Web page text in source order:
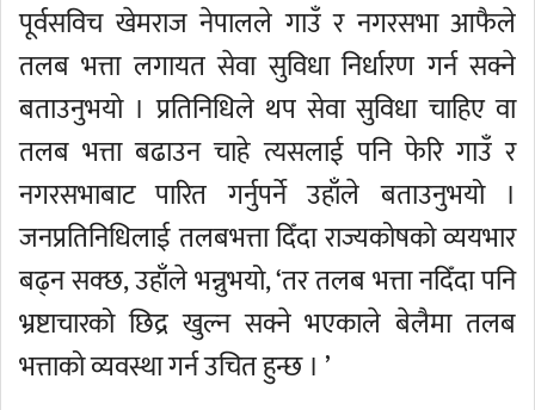
पूर्वसविच खेमराज नेपालले गाउँ र नगरसभा आफैले
तलब भत्ता लगायत सेवा सुविधा निर्धारण गर्न सक्ने
बताउनुभयो । प्रतिनिधिले थप सेवा सुविधा चाहिए वा
तलब भत्ता बढाउन चाहे त्यसलाई पनि फेरि गाउँ र
नगरसभाबाट पारित गर्नुपर्ने उहाँले बताउनुभयो ।
जनप्रतिनिधिलाई तलबभत्ता दिँदा राज्यकोषको व्ययभार
बढ्न सक्छ, उहाँले भन्नुभयो, ‘तर तलब भत्ता नदिँदा पनि
भ्रष्टाचारको छिद्र खुल्न सक्ने भएकाले बेलैमा तलब
भत्ताको व्यवस्था गर्न उचित हुन्छ । ’